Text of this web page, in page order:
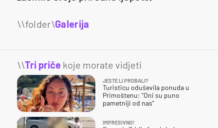
Galerija
\\Tri priče koje morate vidjeti
JESTE LI PROBALI?
Turisticu oduševila ponuda u
Primoštenu: "Oni su puno
pametniji od nas"
IMPRESIVNO!